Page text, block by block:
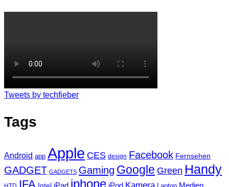
Tweets by techfieber
Tags
Android app Apple CES design Facebook Fernsehen
GADGET GADGETS Gaming Google Green Handy
IFA Intel iPad iphone iPod Medien